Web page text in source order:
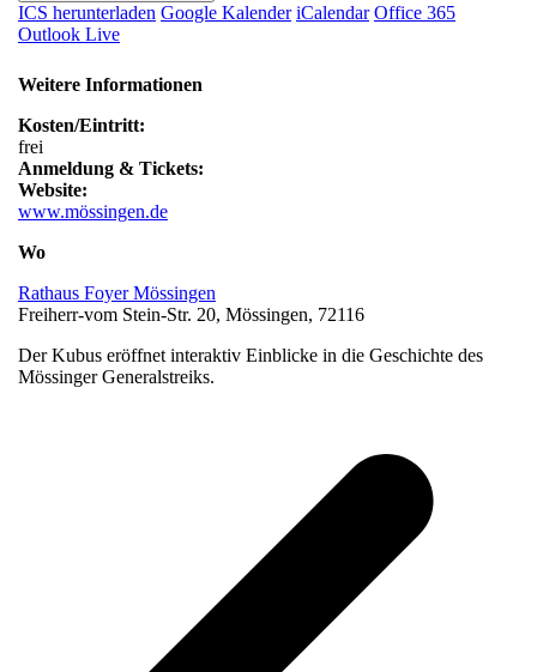
ICS herunterladen Google Kalender iCalendar Office 365
Outlook Live
Weitere Informationen
Kosten/Eintritt:
frei
Anmeldung & Tickets:
Website:
www.mössingen.de
Wo
Rathaus Foyer Mössingen
Freiherr-vom Stein-Str. 20, Mössingen, 72116
Der Kubus eröffnet interaktiv Einblicke in die Geschichte des
Mössinger Generalstreiks.